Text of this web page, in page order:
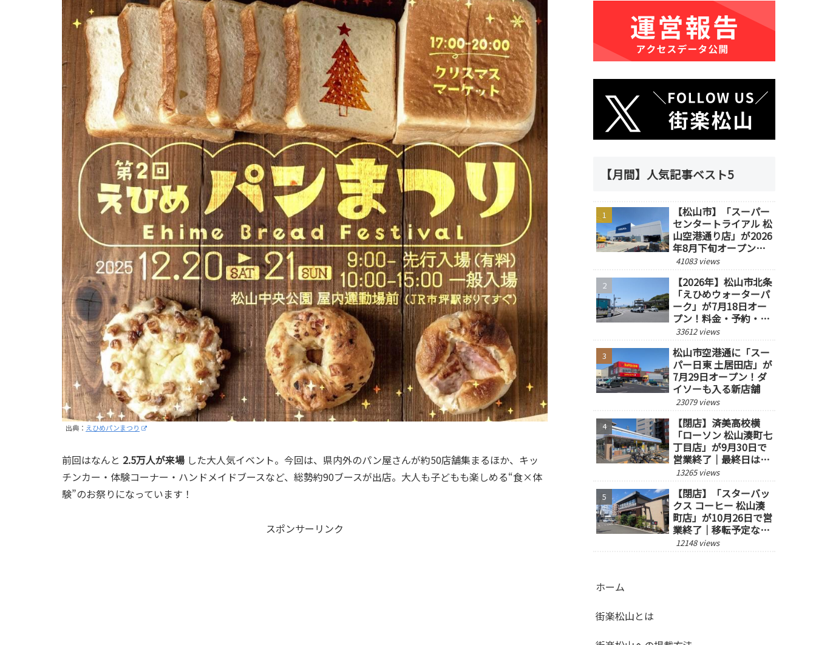
出典： えひめパンまつり
前回はなんと 2.5万人が来場 した大人気イベント。今回は、県内外のパン屋さんが約50店舗集まるほか、キッ
チンカー・体験コーナー・ハンドメイドブースなど、総勢約90ブースが出店。大人も子どもも楽しめる“食×体
験”のお祭りになっています！
スポンサーリンク
【月間】人気記事ベスト5
【松山市】「スーパー
センタートライアル 松
山空港通り店」が2026
年8月下旬オープン予
定！
41083 views
【2026年】松山市北条
「えひめウォーターパ
ーク」が7月18日オー
プン！料金・予約・営
業時間を紹介
33612 views
松山市空港通に「スー
パー日東 土居田店」が
7月29日オープン！ダ
イソーも入る新店舗
23079 views
【閉店】済美高校横
「ローソン 松山湊町七
丁目店」が9月30日で
営業終了｜最終日は14
時閉店
13265 views
【閉店】「スターバッ
クス コーヒー 松山湊
町店」が10月26日で営
業終了｜移転予定な
し、跡地の今後にも注
12148 views
ホーム
街楽松山とは